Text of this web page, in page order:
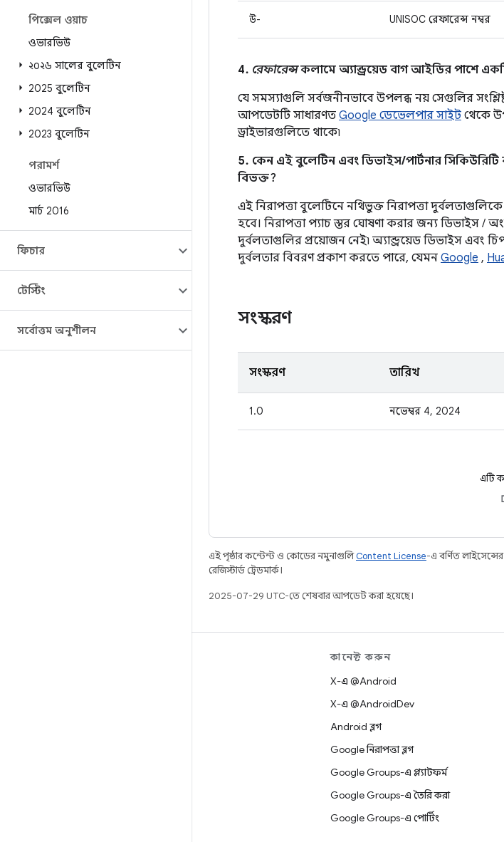
পিক্সেল ওয়াচ
ওভারভিউ
২০২৬ সালের বুলেটিন
2025 বুলেটিন
2024 বুলেটিন
2023 বুলেটিন
পরামর্শ
ওভারভিউ
মার্চ 2016
ফিচার
টেস্টিং
সর্বোত্তম অনুশীলন
উ- UNISOC রেফারেন্স নম্বর
4. রেফারেন্সকলামে অ্যান্ড্রয়েড বাগ আইডির পাশে
যে সমস্যাগুলি সর্বজনীনভাবে উপলব্ধ নয় সেগুলির
আপডেটটি সাধারণত Google ডেভেলপার সাইট থেকে
ড্রাইভারগুলিতে থাকে৷
5. কেন এই বুলেটিন এবং ডিভাইস/পার্টনার সিকিউরিটি
বিভক্ত?
এই নিরাপত্তা বুলেটিনে নথিভুক্ত নিরাপত্তা
হবে। নিরাপত্তা প্যাচ স্তর ঘোষণা করার জন্য ডিভাইস /
দুর্বলতাগুলির প্রয়োজন নেই৷ অ্যান্ড্রয়েড ডিভাইস এবং
দুর্বলতার বিবরণ প্রকাশ করতে পারে, যেমন Google ,
সংস্করণ
সংস্করণ তারিখ
1.0 নভেম্বর 4, 2024
এটি
এই পৃষ্ঠার কন্টেন্ট ও কোডের নমুনাগুলিContent License-এ বর্ণিত
রেজিস্টার্ড ট্রেডমার্ক।
2025-07-29 UTC-তে শেষবার আপডেট করা হয়েছে।
কানেক্ট করুন
X-এ @Android
X-এ @AndroidDev
Android ব্লগ
Google নিরাপত্তা ব্লগ
Google Groups-এ প্ল্যাটফর্ম
Google Groups-এ তৈরি করা
Google Groups-এ পোর্টিং